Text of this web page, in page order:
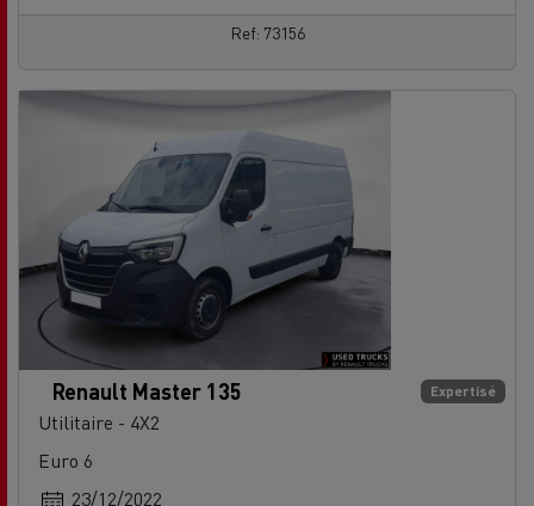
Ref: 73156
Expertisé
Renault Master 135
Utilitaire - 4X2
Euro 6
23/12/2022